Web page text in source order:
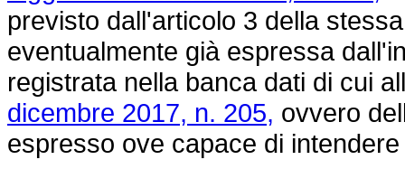
previsto dall'articolo 3 della
eventualmente già espressa
registrata nella banca dati di cui
dicembre 2017, n. 205, ovvero
espresso ove capace di